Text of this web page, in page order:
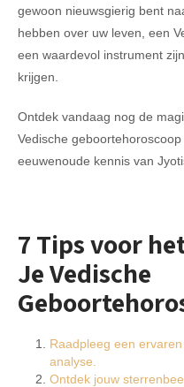
gewoon nieuwsgierig bent
hebben over uw leven, een
een waardevol instrument
krijgen.
Ontdek vandaag nog de
Vedische
eeuwenoude kennis van
7 Tips voor
Je Vedische
Raadpleeg een
analyse.
Ontdek jouw